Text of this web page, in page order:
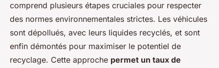
comprend plusieurs étapes cruciales pour respecter
des normes environnementales strictes. Les véhicules
sont dépollués, avec leurs liquides recyclés, et sont
enfin démontés pour maximiser le potentiel de
recyclage. Cette approche permet un taux de